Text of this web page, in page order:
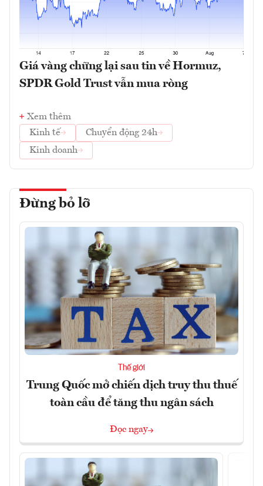
Giá vàng chững lại sau tin về Hormuz,
SPDR Gold Trust vẫn mua ròng
Xem thêm
Kinh tế
Chuyển động 24h
Kinh doanh
Đừng bỏ lỡ
Thế giới
Trung Quốc mở chiến dịch truy thu thuế
toàn cầu để tăng thu ngân sách
Đọc ngay